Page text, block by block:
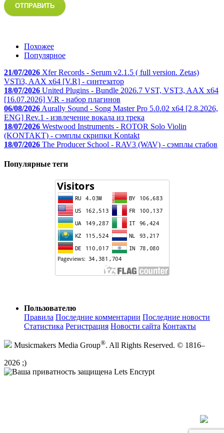
ОТПРАВИТЬ
Похожее
Популярное
21/07/2026 Xfer Records - Serum v2.1.5 ( full version. Zetas)
VSTi3, AAX x64 [V.R] - синтезатор
18/07/2026 United Plugins - Bundle 2026.7 VST, VST3, AAX x64
[16.07.2026] V.R - набор плагинов
06/08/2026 Aurally Sound - Song Master Pro 5.0.02 x64 [2.8.2026,
ENG] Rev.1 - извлечение вокала из трека
18/07/2026 Westwood Instruments - ROTOR Solo Violin
(KONTAKT) - сэмплы скрипки Kontakt
18/07/2026 The Producer School - RAV3 (WAV) - сэмплы стабов
Популярные теги
Пользователю
Правила Последние комментарии Последние новости
Статистика Регистрация Новости сайта Контакты
Musicmakers Media Group®. All Rights Reserved. © 1816–
2026 ;)